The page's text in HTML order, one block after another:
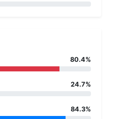
80.4%
24.7%
84.3%